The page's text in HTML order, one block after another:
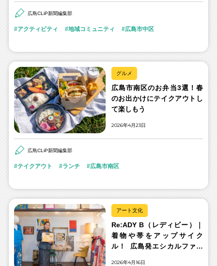
広島CLiP新聞編集部
アクティビティ 地域コミュニティ 広島市中区
グルメ
広島市南区のお弁当3選！春
のお出かけにテイクアウトし
て楽しもう
2026年4月23日
広島CLiP新聞編集部
テイクアウト ランチ 広島市南区
アート文化
Re:ADY B（レディビー）｜
着物や帯をアップサイク
ル！ 広島発エシカルファッ
2026年4月16日